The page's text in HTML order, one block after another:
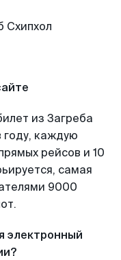
из Загреба
году, каждую
рейсов и 10
самая
9000
электронный